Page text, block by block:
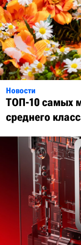
Новости
ТОП-10 самых
среднего